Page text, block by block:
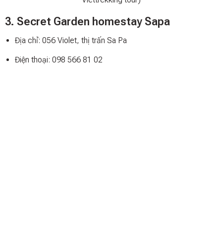
3. Secret Garden homestay Sapa
Địa chỉ: 056 Violet, thị trấn Sa Pa
Điện thoại: 098 566 81 02